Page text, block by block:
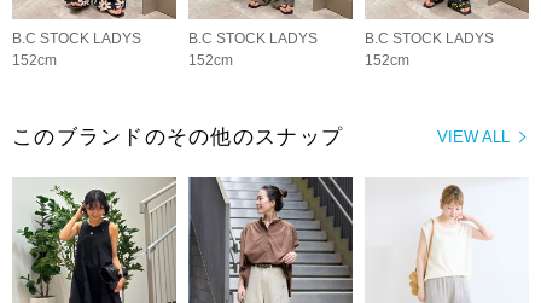
B.C STOCK LADYS
152cm
B.C STOCK LADYS
152cm
B.C STOCK LADYS
152cm
VIEW ALL
このブランドのその他のスナップ